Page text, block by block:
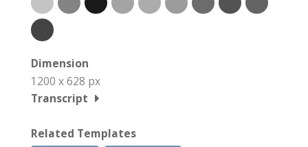
Dimension
1200 x 628 px
Transcript
Related Templates